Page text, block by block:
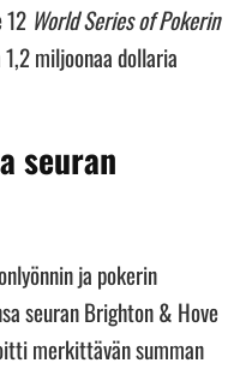
World Series of Pokerin
miljoonaa dollaria
seuran
ja pokerin
seuran Brighton & Hove
merkittävän summan